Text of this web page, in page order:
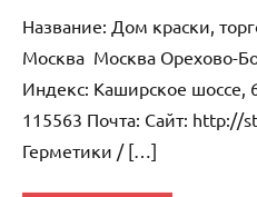
Название: Дом краски,
Москва Москва Орехово-
Индекс: Каширское шоссе,
115563 Почта: Cайт: http://
Герметики / […]